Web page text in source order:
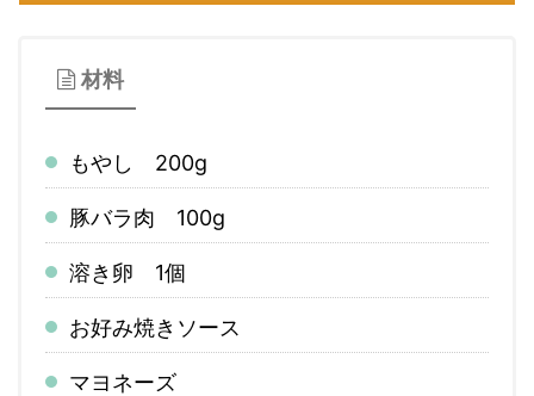
材料
もやし 200g
豚バラ肉 100g
溶き卵 1個
お好み焼きソース
マヨネーズ